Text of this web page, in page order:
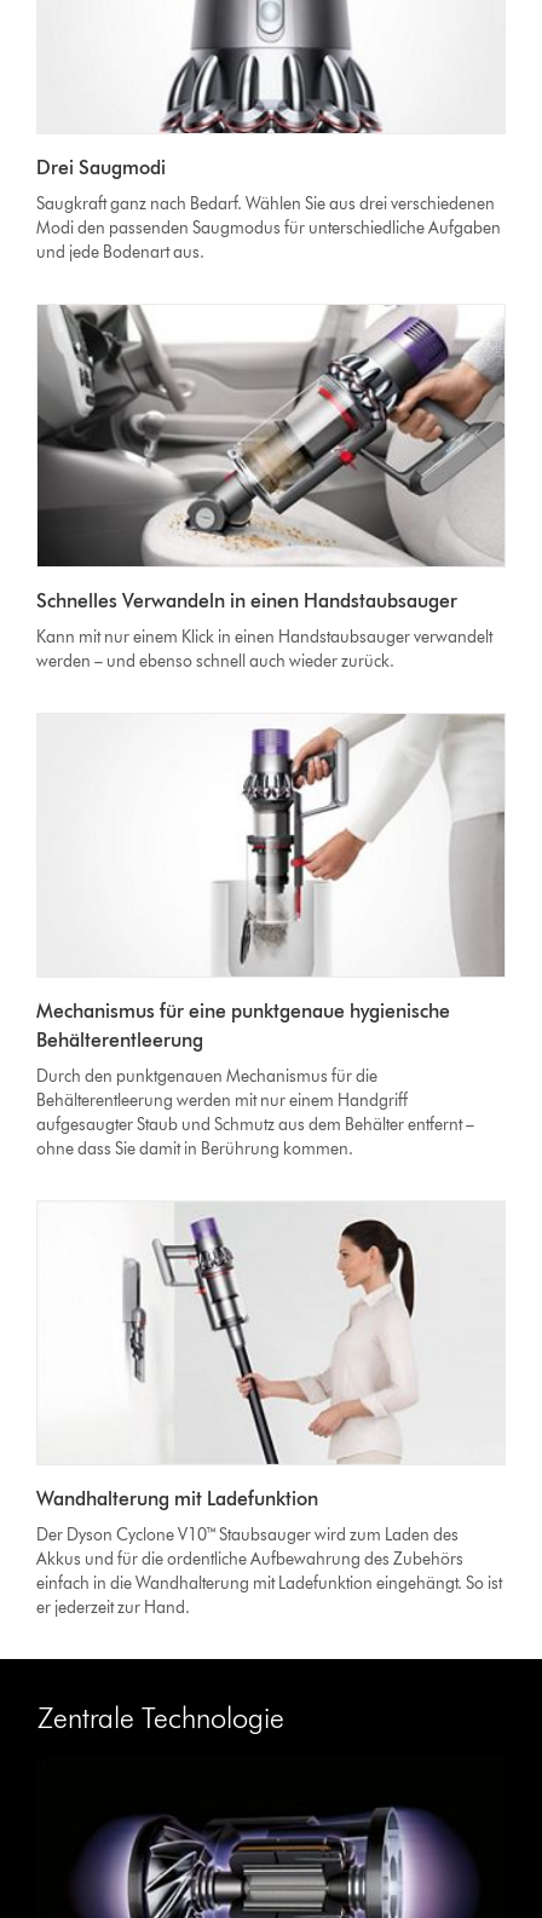
Drei Saugmodi
Saugkraft ganz nach Bedarf. Wählen Sie aus drei verschiedenen
Modi den passenden Saugmodus für unterschiedliche Aufgaben
und jede Bodenart aus.
Schnelles Verwandeln in einen Handstaubsauger
Kann mit nur einem Klick in einen Handstaubsauger verwandelt
werden – und ebenso schnell auch wieder zurück.
Mechanismus für eine punktgenaue hygienische
Behälterentleerung
Durch den punktgenauen Mechanismus für die
Behälterentleerung werden mit nur einem Handgriff
aufgesaugter Staub und Schmutz aus dem Behälter entfernt –
ohne dass Sie damit in Berührung kommen.
Wandhalterung mit Ladefunktion
Der Dyson Cyclone V10™ Staubsauger wird zum Laden des
Akkus und für die ordentliche Aufbewahrung des Zubehörs
einfach in die Wandhalterung mit Ladefunktion eingehängt. So ist
er jederzeit zur Hand.
Zentrale Technologie